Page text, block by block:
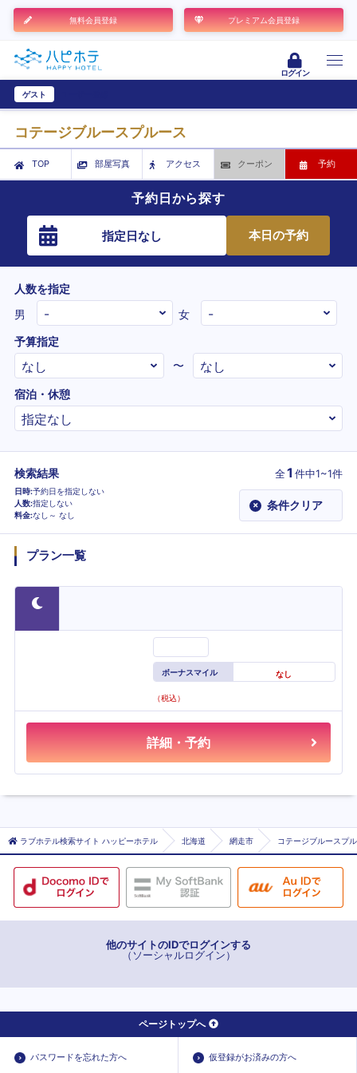
無料会員登録 プレミアム会員登録
ログイン
ゲスト
コテージブルースプルース
TOP 部屋写真 アクセス クーポン 予約
予約日から探す
指定日なし 本日の予約
人数を指定
男
女
予算指定
〜
宿泊・休憩
検索結果 全1 件中1~1件
日時 予約日を指定しない
人数 指定しない
料金 なし～ なし
× 条件クリア
プラン一覧
ボーナスマイル なし
（税込）
詳細・予約
ラブホテル検索サイト ハッピーホテル 北海道 網走市 コテージブルースプ
他のサイトのIDでログインする
（ソーシャルログイン）
ページトップへ
パスワードを忘れた方へ 仮登録がお済みの方へ